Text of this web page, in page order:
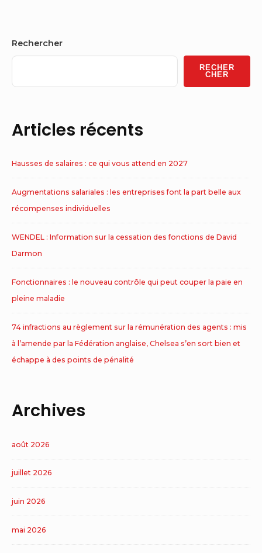
Sidebar
Widget
Area
Rechercher
RECHER
CHER
Articles récents
Hausses de salaires : ce qui vous attend en 2027
Augmentations salariales : les entreprises font la part belle aux
récompenses individuelles
WENDEL : Information sur la cessation des fonctions de David
Darmon
Fonctionnaires : le nouveau contrôle qui peut couper la paie en
pleine maladie
74 infractions au règlement sur la rémunération des agents : mis
à l’amende par la Fédération anglaise, Chelsea s’en sort bien et
échappe à des points de pénalité
Archives
août 2026
juillet 2026
juin 2026
mai 2026